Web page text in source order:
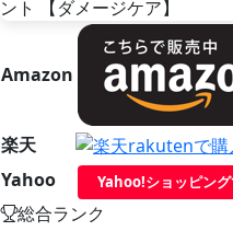
Amazon
楽天
Yahoo
Yahoo!ショッピン
総合ランク